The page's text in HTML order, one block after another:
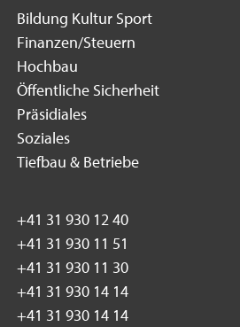
Bildung Kultur Sport
Finanzen/Steuern
Hochbau
Öffentliche Sicherheit
Präsidiales
Soziales
Tiefbau & Betriebe
+41 31 930 12 40
+41 31 930 11 51
+41 31 930 11 30
+41 31 930 14 14
+41 31 930 14 14